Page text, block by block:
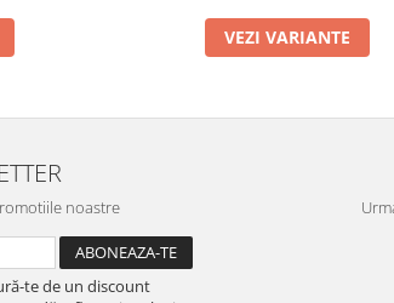
VEZI VARIANTE
noastre
te de un discount